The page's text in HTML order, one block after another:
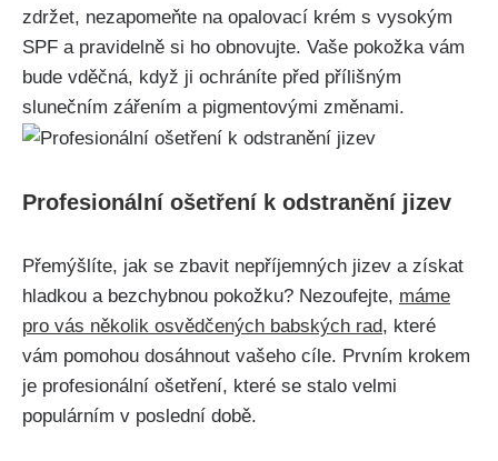
zdržet, nezapomeňte na opalovací krém s vysokým
SPF a pravidelně si ho obnovujte. Vaše pokožka vám
bude vděčná, ⁣když ji ochráníte před přílišným
slunečním zářením a pigmentovými změnami.
Profesionální ošetření k odstranění jizev
Přemýšlíte, ‌jak ⁢se zbavit nepříjemných jizev a získat
hladkou a bezchybnou pokožku? ​Nezoufejte, máme
pro​ vás několik ‌osvědčených⁣ babských ⁢rad, které
vám‍ pomohou dosáhnout vašeho cíle. Prvním​ krokem
je profesionální ošetření,⁣ které ‍se‍ stalo velmi
populárním v ​poslední ‍době.